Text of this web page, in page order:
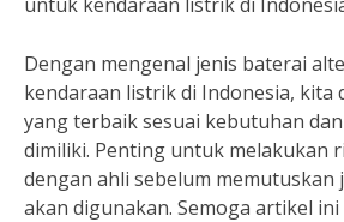
Dengan mengenal jenis baterai
kendaraan listrik di Indonesia, kita
yang terbaik sesuai kebutuhan
dimiliki. Penting untuk melakukan
dengan ahli sebelum memutuskan
akan digunakan. Semoga artikel